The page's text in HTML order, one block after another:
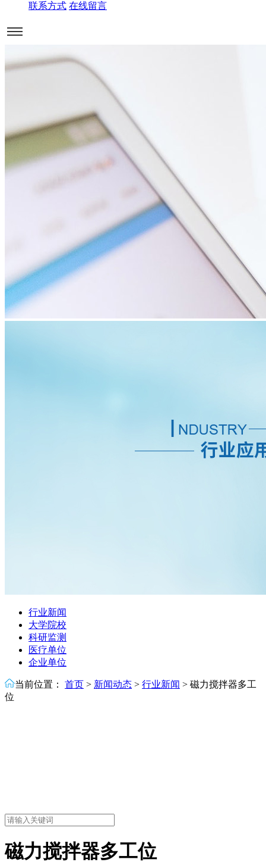
联系方式 在线留言
行业新闻
大学院校
科研监测
医疗单位
企业单位
当前位置： 首页 > 新闻动态 > 行业新闻 > 磁力搅拌器多工
位
磁力搅拌器多工位